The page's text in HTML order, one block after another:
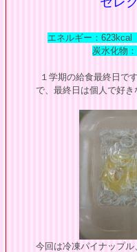
エネルギー：
炭水化物
１学期の給食最終日で
で、最終日は個人で好
今回は冷凍パイナップ